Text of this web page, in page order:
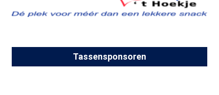
Tassensponsoren